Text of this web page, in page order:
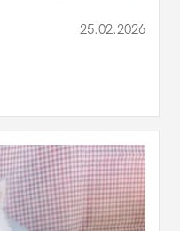
25.02.2026